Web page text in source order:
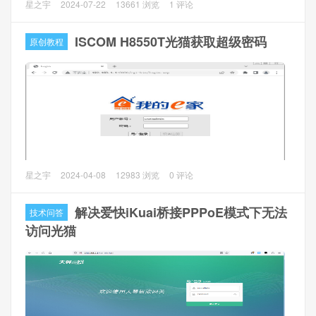
拨号上网，又可以把指定端口的IPTV设置过来。
2、光猫设置
-> 网络设置 -> 网络连接，连接名称选择当前上网的连接（一
般带INTERNET的连接），在LAN电口绑定中去除需要复用
口的端口前面的勾（我这边选择了网口Lan2），点击保存
2.2 再选择IPTV的连接，同样也去除Lan2端口勾选。
2.3 网络 -> 绑定设置 -> 绑定模式 ，点击Lan2 ，端口模式选
择VLAN绑定，绑定VLAN对填写11/11;43/43（VLAN的值以
m1/n1 VLAN对方式设置, 其中m1代表用户侧的vlan,n1代表
出接口的vlan, 多组VLAN对以分号分开）
3.1 光猫Lan2连接到华硕路由器WAN口，IPTV连接到LAN3
星之宇 2024-07-22 13661 浏览 1 评论
原创教程 ISCOM H8550T光猫获取超级密码
电信宽带升级千兆，电信给换了光猫ISCOM H8550T的光
1、光猫开启Telnet服务
1.1 通过光猫的管理页面http://192.168.1.1:8080/cgi-
bin/login.asp登陆useradmin账号（光猫后面标签贴着的）
1.2 成功登录后，浏览器地址改为
http://192.168.1.1:8080/cgi-bin/telnet.asp回车进入telnet配
星之宇 2024-04-08 12983 浏览 0 评论
技术问答
解决爱快iKuai桥接PPPoE模式下无法
访问光猫